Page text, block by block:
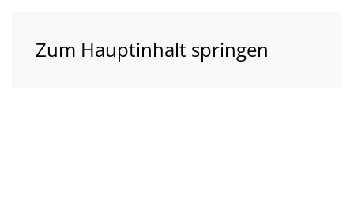
Zum Hauptinhalt springen